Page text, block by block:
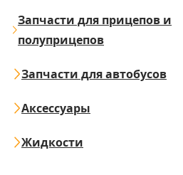
Запчасти для прицепов и
полуприцепов
Запчасти для автобусов
Аксессуары
Жидкости